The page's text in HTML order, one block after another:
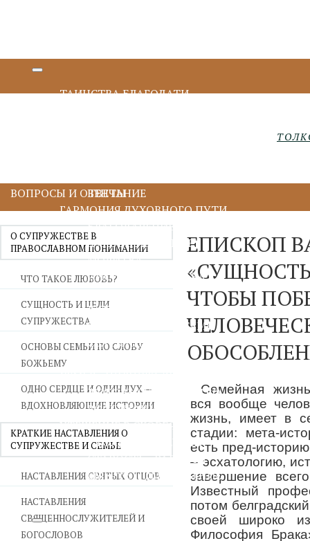
ТАИНСТВА БЛАГОДАТИ
ВЕНЧАНИЕ
ГАРМОНИЯ ДУХОВНОГО ПУТИ
БЛАГОДАРЕНИЕ
ДУХОВНОЕ ЧТЕНИЕ
МОЛИТВА
ИИСУСОВА МОЛИТВА
ПОСТ
ДУХОВНИЧЕСТВО И СТАРЧЕСТВО
ВОЙНА СО СТРАСТЯМИ
СВЯТЫНИ В ДОМЕ
СЕМЬЯ - ПОЛНОТА ЗЕМНОГО СЧАСТЬЯ
ЛЮБОВЬ СУПРУЖЕСТВО
ВОСПИТАНИЕ
УТЕШЕНИЕ В СКОРБЯХ
УТОЛИ МОИ ПЕЧАЛИ
СТАРОСТЬ - РАДОСТЬ
СМЕРТЬ ПОМИНОВЕНИЕ
ВОПРОСЫ И ОТВЕТЫ
О СУПРУЖЕСТВЕ В
ПРАВОСЛАВНОМ ПОНИМАНИИ
ЧТО ТАКОЕ ЛЮБОВЬ?
СУЩНОСТЬ И ЦЕЛИ
СУПРУЖЕСТВА
ОСНОВЫ СЕМЬИ ПО СЛОВУ
БОЖЬЕМУ
ОДНО СЕРДЦЕ И ОДИН ДУХ —
ВДОХНОВЛЯЮЩИЕ ИСТОРИИ
КРАТКИЕ НАСТАВЛЕНИЯ О
СУПРУЖЕСТВЕ И СЕМЬЕ
НАСТАВЛЕНИЯ СВЯТЫХ ОТЦОВ
НАСТАВЛЕНИЯ
СВЯЩЕННОСЛУЖИТЕЛЕЙ И
БОГОСЛОВОВ
ЕПИСКОП
ЧТОБЫ
Семейная
вся вообще
жизнь, имеет в
стадии: мета-
есть пред-
– эсхатологию,
завершение
Известный
потом
своей широко
Философия